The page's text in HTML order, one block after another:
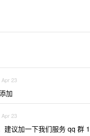
Apr 23
加
Apr 23
建议加一下我们服务 qq 群